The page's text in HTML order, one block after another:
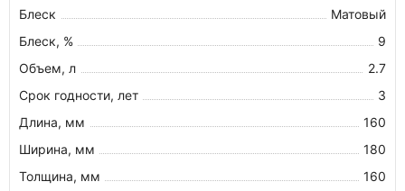
Блеск
Матовый
Блеск, %
9
Объем, л
2.7
Срок годности, лет
3
Длина, мм
160
Ширина, мм
180
Толщина, мм
160